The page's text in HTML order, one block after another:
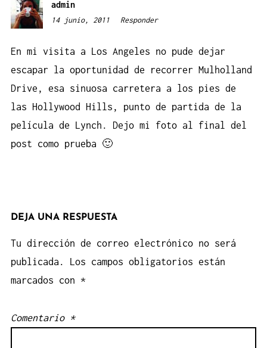
admin
14 junio, 2011 20:24
Responder
En mi visita a Los Angeles no pude dejar
escapar la oportunidad de recorrer Mulholland
Drive, esa sinuosa carretera a los pies de
las Hollywood Hills, punto de partida de la
película de Lynch. Dejo mi foto al final del
post como prueba 🙂
DEJA UNA RESPUESTA
Tu dirección de correo electrónico no será
publicada.
Los campos obligatorios están
marcados con *
Comentario *